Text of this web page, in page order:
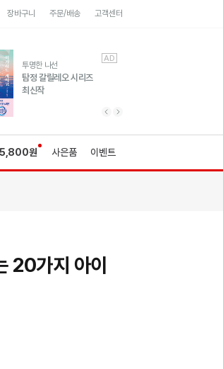
장바구니 주문/배송 고객센터
관 독하게 돈 공부
유럽 도시 기행3
풍성한 서사와 인문학적
통찰!
AD
투명한 나선
탐정 갈릴레오 시리즈
최신작
AD
5,800원 사은품 이벤트
20가지 아이